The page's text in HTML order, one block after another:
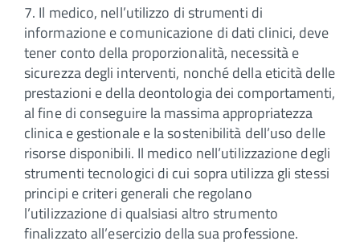
7. Il medico, nell’utilizzo di strumenti di
informazione e comunicazione di dati clinici, deve
tener conto della proporzionalità, necessità e
sicurezza degli interventi, nonché della eticità delle
prestazioni e della deontologia dei comportamenti,
al fine di conseguire la massima appropriatezza
clinica e gestionale e la sostenibilità dell’uso delle
risorse disponibili. Il medico nell’utilizzazione degli
strumenti tecnologici di cui sopra utilizza gli stessi
principi e criteri generali che regolano
l’utilizzazione di qualsiasi altro strumento
finalizzato all’esercizio della sua professione.